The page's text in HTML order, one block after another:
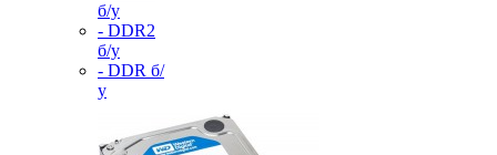
б/у
- DDR2
б/у
- DDR б/
у